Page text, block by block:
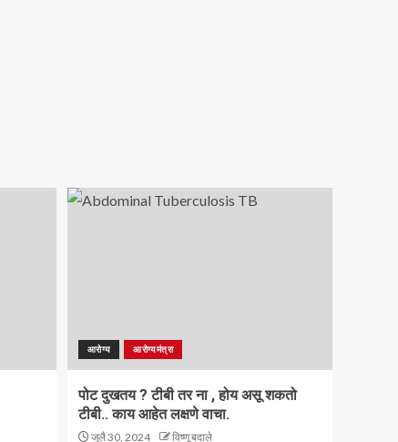
आरोग्य आरोग्यमंत्रा
पोट दुखतय ? टीबी तर ना , होय असू शकतो
टीबी.. काय आहेत लक्षणे वाचा.
जुलै 30, 2024 विष्णू बदाले